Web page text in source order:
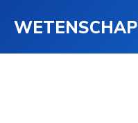
WETENSCHAP